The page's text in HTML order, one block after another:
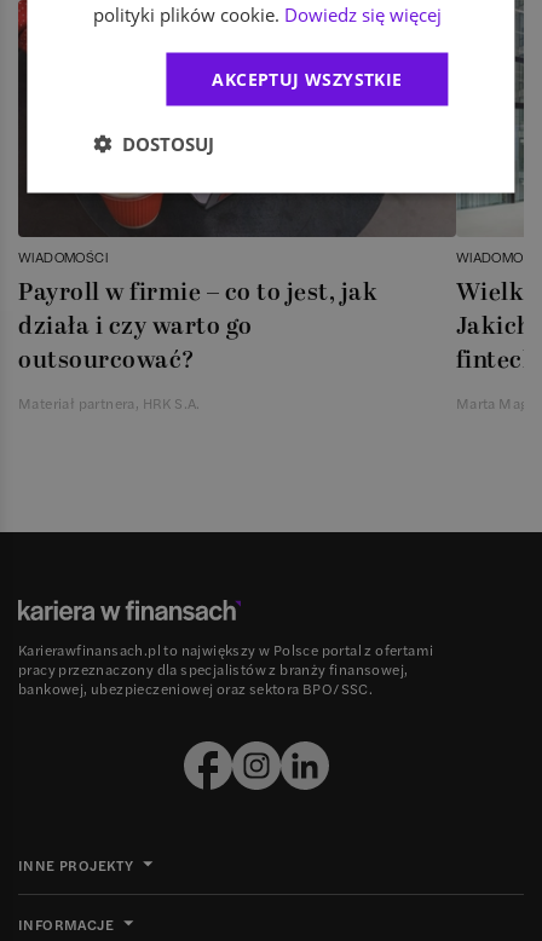
WIADOMOŚCI
Payroll w firmie – co to jest, jak
działa i czy warto go
outsourcować?
Materiał partnera, HRK S.A.
Jakich
Marta
Karierawfinansach.pl to największy w Polsce portal z ofertami
pracy przeznaczony dla specjalistów z branży finansowej,
bankowej, ubezpieczeniowej oraz sektora BPO/SSC.
INNE PROJEKTY
INFORMACJE
polityki plików cookie. Dowiedz się więcej
AKCEPTUJ WSZYSTKIE
DOSTOSUJ